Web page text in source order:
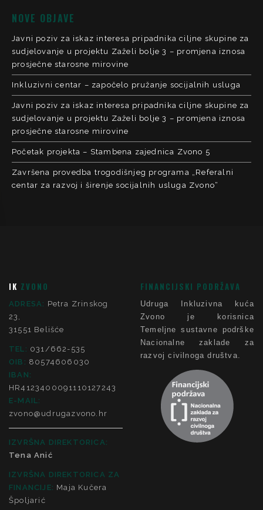
NOVE OBJAVE
Javni poziv za iskaz interesa pripadnika ciljne skupine za
sudjelovanje u projektu Zaželi bolje 3 – promjena iznosa
prosječne starosne mirovine
Inkluzivni centar – započelo pružanje socijalnih usluga
Javni poziv za iskaz interesa pripadnika ciljne skupine za
sudjelovanje u projektu Zaželi bolje 3 – promjena iznosa
prosječne starosne mirovine
Početak projekta – Stambena zajednica Zvono 5
Završena provedba trogodišnjeg programa „Referalni
centar za razvoj i širenje socijalnih usluga Zvono“
IK ZVONO
ADRESA: Petra Zrinskog
23,
31551 Belišće
TEL: 031/662-535
OIB: 80574606030
IBAN:
HR4123400091110127243
E-MAIL:
zvono@udrugazvono.hr
IZVRŠNA DIREKTORICA:
Tena Anić
IZVRŠNA DIREKTORICA ZA
FINANCIJE: Maja Kučera
Špoljarić
FINANCIJSKI PODRŽAVA
Udruga Inkluzivna kuća
Zvono je korisnica
Temeljne sustavne podrške
Nacionalne zaklade za
razvoj civilnoga društva.